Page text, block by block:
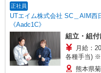
正社員
UTエイム株式会社 SC＿AIM西
《Aadc1C》
組立・組付
月給：
各種手当)
残業手当
熊本県